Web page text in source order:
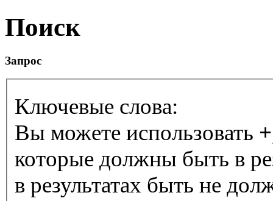
Поиск
Запрос
Ключевые слова:
Вы можете использовать +
которые должны быть в
в результатах быть не